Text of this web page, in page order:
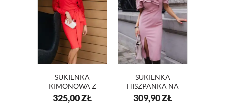
SUKIENKA
KIMONOWA Z
KORONKOWYMI
RĘKAWAMI
325,00ZŁ
SUKIENKA
HISZPANKA NA
WESELE LAURA
KM339-5
309,90ZŁ